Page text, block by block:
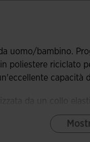
uomo/bambino.
in poliestere riciclato
capacità
da un collo